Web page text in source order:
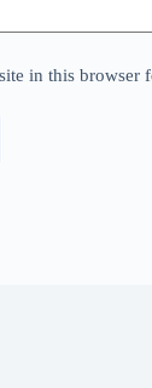
in this browser